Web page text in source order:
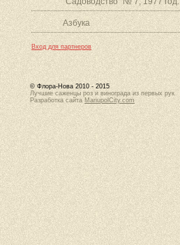
Азбука
Вход для партнеров
© Флора-Нова 2010 - 2015
Лучшие саженцы роз и винограда из первых рук
Разработка сайта MariupolCity.com